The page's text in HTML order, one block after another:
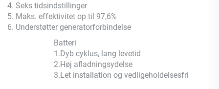
4. Seks tidsindstillinger
5. Maks. effektivitet op til 97,6%
6. Understøtter generatorforbindelse
Batteri
1.Dyb cyklus, lang levetid
2.Høj afladningsydelse
3.Let installation og vedligeholdelsesfri